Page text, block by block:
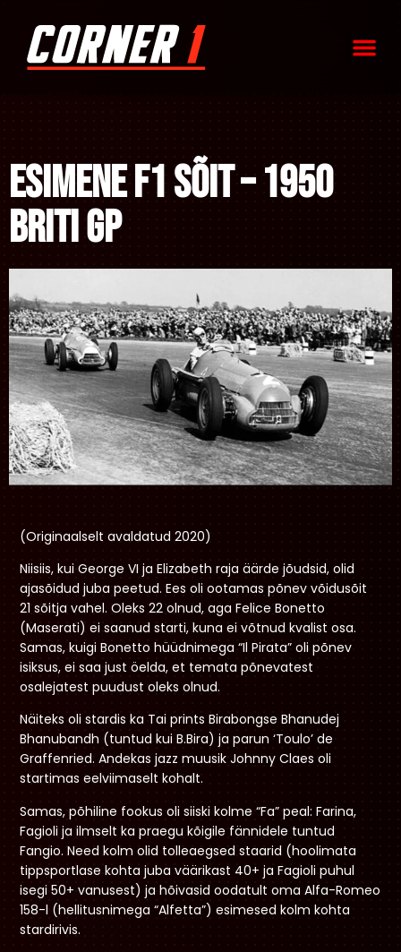
Esimene F1 sõit – 1950
Briti GP
(Originaalselt avaldatud 2020)
Niisiis, kui George VI ja Elizabeth raja äärde jõudsid, olid
ajasõidud juba peetud. Ees oli ootamas põnev võidusõit
21 sõitja vahel. Oleks 22 olnud, aga Felice Bonetto
(Maserati) ei saanud starti, kuna ei võtnud kvalist osa.
Samas, kuigi Bonetto hüüdnimega “Il Pirata” oli põnev
isiksus, ei saa just öelda, et temata põnevatest
osalejatest puudust oleks olnud.
Näiteks oli stardis ka Tai prints Birabongse Bhanudej
Bhanubandh (tuntud kui B.Bira) ja parun ‘Toulo’ de
Graffenried. Andekas jazz muusik Johnny Claes oli
startimas eelviimaselt kohalt.
Samas, põhiline fookus oli siiski kolme “Fa” peal: Farina,
Fagioli ja ilmselt ka praegu kõigile fännidele tuntud
Fangio. Need kolm olid tolleaegsed staarid (hoolimata
tippsportlase kohta juba väärikast 40+ ja Fagioli puhul
isegi 50+ vanusest) ja hõivasid oodatult oma Alfa-Romeo
158-l (hellitusnimega “Alfetta”) esimesed kolm kohta
stardirivis.